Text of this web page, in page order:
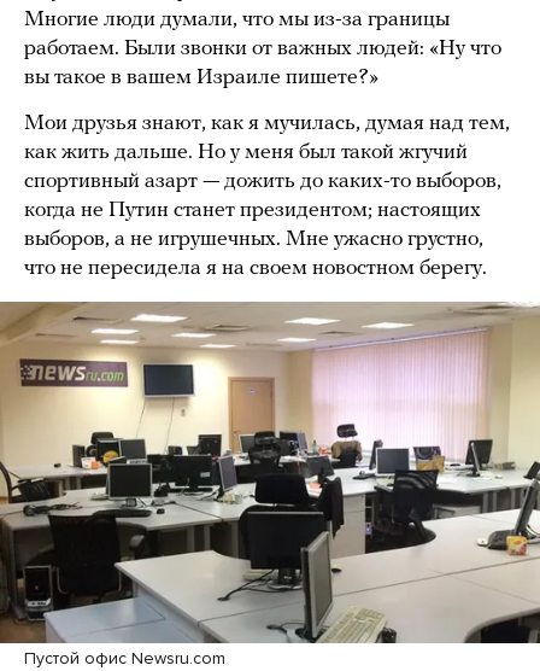
Многие люди думали, что мы из-за границы
работаем. Были звонки от важных людей: «Ну что
вы такое в вашем Израиле пишете?»
Мои друзья знают, как я мучилась, думая над тем,
как жить дальше. Но у меня был такой жгучий
спортивный азарт — дожить до каких-то выборов,
когда не Путин станет президентом; настоящих
выборов, а не игрушечных. Мне ужасно грустно,
что не пересидела я на своем новостном берегу.
Пустой офис Newsru.com